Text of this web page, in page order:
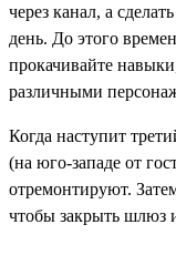
через канал, а
день. До этого
прокачивайте
различными
Когда наступит
(на юго-западе от
отремонтируют.
чтобы закрыть шлюз